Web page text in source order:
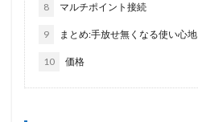
8 マルチポイント接続
9 まとめ:手放せ無くなる使い心地
10 価格